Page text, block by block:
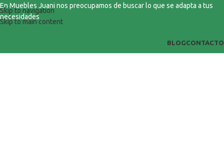
Skip to navigation
Skip to main content
En Muebles Juani nos preocupamos de buscar lo que se adapta a tus
necesidades
BLOGCONTACTO